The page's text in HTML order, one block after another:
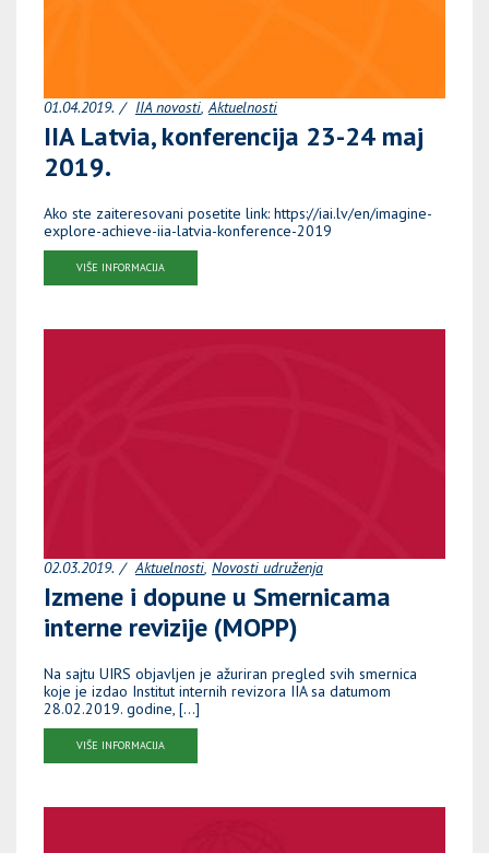
01.04.2019. IIA novosti Aktuelnosti
IIA Latvia, konferencija 23-24 maj
2019.
Ako ste zaiteresovani posetite link: https://iai.lv/en/imagine-
explore-achieve-iia-latvia-konference-2019
VIŠE INFORMACIJA
02.03.2019. Aktuelnosti Novosti udruženja
Izmene i dopune u Smernicama
interne revizije (MOPP)
Na sajtu UIRS objavljen je ažuriran pregled svih smernica
koje je izdao Institut internih revizora IIA sa datumom
28.02.2019. godine, […]
VIŠE INFORMACIJA